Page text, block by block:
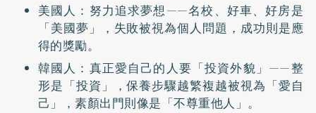
美國人：努力追求夢想——名校、好車、好房是
「美國夢」，失敗被視為個人問題，成功則是應
得的獎勵。
韓國人：真正愛自己的人要「投資外貌」——整
形是「投資」，保養步驟越繁複越被視為「愛自
己」，素顏出門則像是「不尊重他人」。